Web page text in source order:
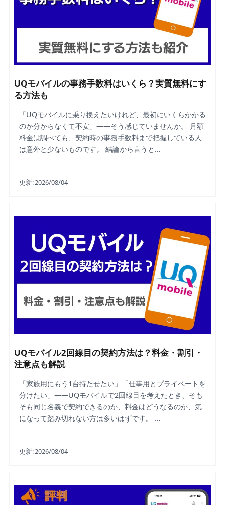
UQモバイルの事務手数料はいくら？実質無料にす
る方法も
「UQモバイルに乗り換えたいけれど、最初にいくらかかる
のか分からなくて不安」——そう感じていませんか。 月額
料金は調べても、契約時の事務手数料まで把握している人
は意外と少ないものです。 結論から言うと…
更新:2026/08/04
UQモバイル2回線目の契約方法は？料金・割引・
注意点も解説
「家族用にもう1台持たせたい」「仕事用とプライベートを
分けたい」——UQモバイルで2回線目を考えたとき、そも
そも同じ名義で契約できるのか、料金はどうなるのか、気
になって踏み切れない方は多いはずです。 …
更新:2026/08/04